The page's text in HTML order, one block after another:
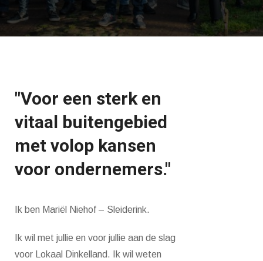
"Voor een sterk en
vitaal buitengebied
met volop kansen
voor ondernemers."
Ik ben Mariël Niehof – Sleiderink.
Ik wil met jullie en voor jullie aan de slag
voor Lokaal Dinkelland. Ik wil weten